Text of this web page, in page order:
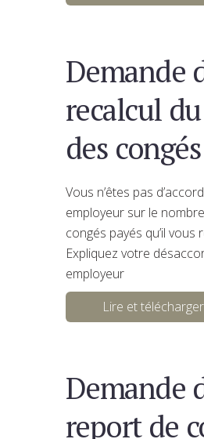
Demande
recalcul
des
Vous n’êtes pas
employeur sur le
congés payés qu’il vous
Expliquez votre
employeur
Lire et
Demande
report de